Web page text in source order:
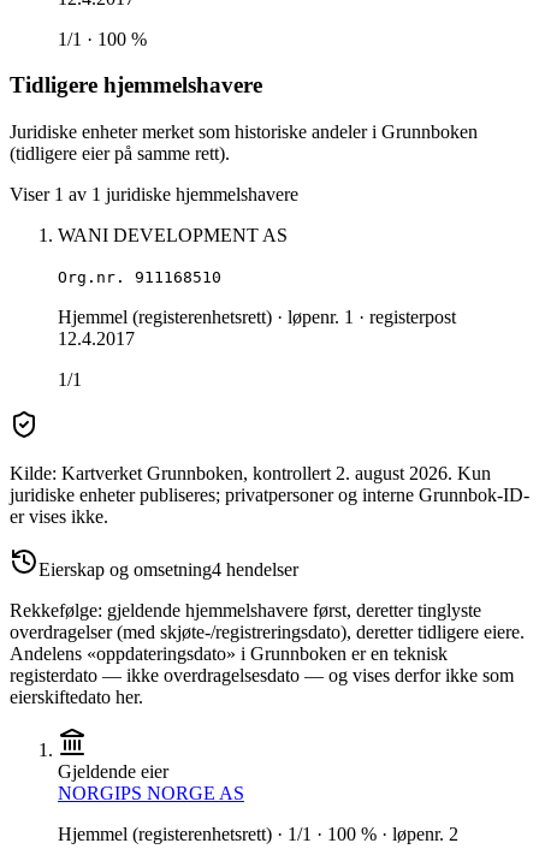
1/1 · 100 %
Tidligere hjemmelshavere
Juridiske enheter merket som historiske andeler i Grunnboken
(tidligere eier på samme rett).
Viser 1 av 1 juridiske hjemmelshavere
WANI DEVELOPMENT AS
Org.nr. 911168510
Hjemmel (registerenhetsrett) · løpenr. 1 · registerpost
12.4.2017
1/1
Kilde: Kartverket Grunnboken, kontrollert 2. august 2026. Kun
juridiske enheter publiseres; privatpersoner og interne Grunnbok-ID-
er vises ikke.
Eierskap og omsetning4 hendelser
Rekkefølge: gjeldende hjemmelshavere først, deretter tinglyste
overdragelser (med skjøte-/registreringsdato), deretter tidligere eiere.
Andelens «oppdateringsdato» i Grunnboken er en teknisk
registerdato — ikke overdragelsesdato — og vises derfor ikke som
eierskiftedato her.
Gjeldende eier
NORGIPS NORGE AS
Hjemmel (registerenhetsrett) · 1/1 · 100 % · løpenr. 2